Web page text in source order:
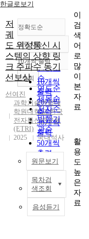
한글로보기
정확도순
정확도
순
인기도
순
연도순
제목순
저자순
발행기
관순
내림차순
내림차순
10개씩 출력
10개씩
출력
20개씩
출력
30개씩
출력
50개씩
출력
100개씩
조회
저
궤
도 위성통신 시
스템의 상향 링
크 주파수 동기
선보상
선여진
과학기술연합대
학원대학교 한국
전자통신연구원
(ETRI)
2025
국내석사
원문보기
목차검
색조회
음성듣기
이
검
색
어
로
많
이
본
자
료
활
용
도
높
은
자
료